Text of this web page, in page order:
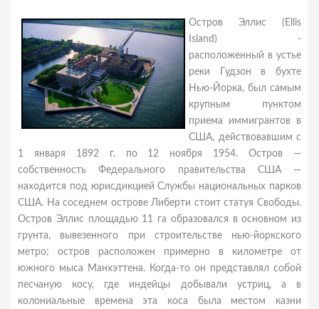
Остров Эллис (Ellis
Island) -
расположенный в устье
реки Гудзон в бухте
Нью-Йорка, был самым
крупным пунктом
приема иммигрантов в
США, действовавшим с
1 января 1892 г. по 12 ноября 1954. Остров —
собственность Федерального правительства США —
находится под юрисдикцией Службы национальных парков
США. На соседнем острове Либерти стоит статуя Свободы.
Остров Эллис площадью 11 га образовался в основном из
грунта, вывезенного при строительстве нью-йоркского
метро; остров расположен примерно в километре от
южного мыса Манхэттена. Когда-то он представлял собой
песчаную косу, где индейцы добывали устриц, а в
колониальные времена эта коса была местом казни